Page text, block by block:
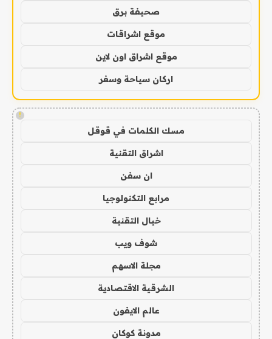
صحيفة برق
موقع اشراقات
موقع اشراق اون لاين
اركان سياحة وسفر
!
مسك الكلمات في قوقل
اشراق التقنية
ان سفن
مرابع التكنولوجيا
خيال التقنية
شوف ويب
مجلة الاسهم
الشرقية الاقتصادية
عالم الايفون
مدونة كوكان